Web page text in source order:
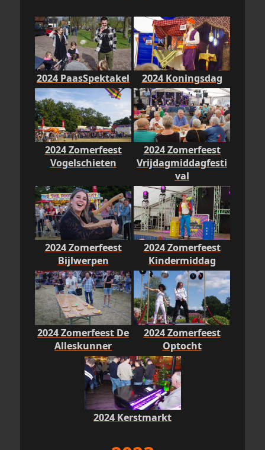
2024 PaasSpektakel 2024 Koningsdag
2024 Zomerfeest
Vogelschieten
2024 Zomerfeest
Vrijdagmiddagfesti
val
2024 Zomerfeest
Bijlwerpen
2024 Zomerfeest
Kindermiddag
2024 Zomerfeest De
Alleskunner
2024 Zomerfeest
Optocht
2024 Kerstmarkt